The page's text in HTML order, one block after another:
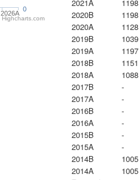
2026A
0
Highcharts.com
2021A
1198
2020B
1198
2020A
1128
2019B
1039
2019A
1197
2018B
1151
2018A
1088
2017B
-
2017A
-
2016B
-
2016A
-
2015B
-
2015A
-
2014B
1005
2014A
1005